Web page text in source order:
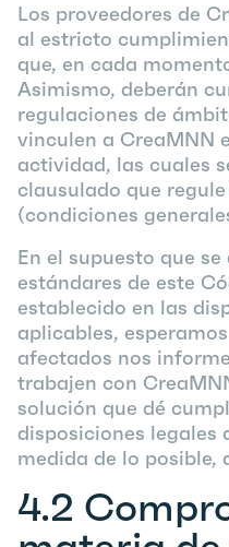
Los proveedores de
al estricto
que, en cada
Asimismo, deberán
regulaciones de
vinculen a CreaMNN
actividad, las cuales
clausulado que
(condiciones
En el supuesto que
estándares de este
establecido en las
aplicables,
afectados nos
trabajen con
solución que dé
disposiciones legales
medida de lo posible,
4.2